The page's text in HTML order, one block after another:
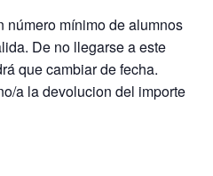
número mínimo de alumnos
De no llegarse a este
que cambiar de fecha.
a la devolucion del importe